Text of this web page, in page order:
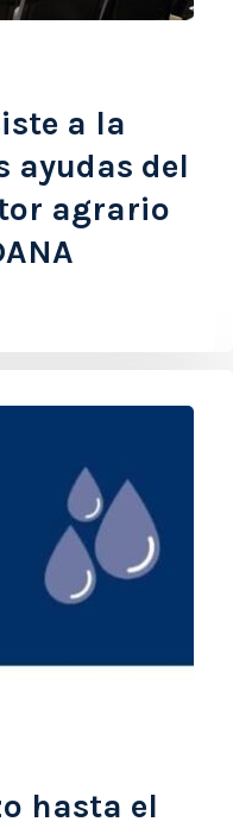
a la
ayudas del
agrario
hasta el